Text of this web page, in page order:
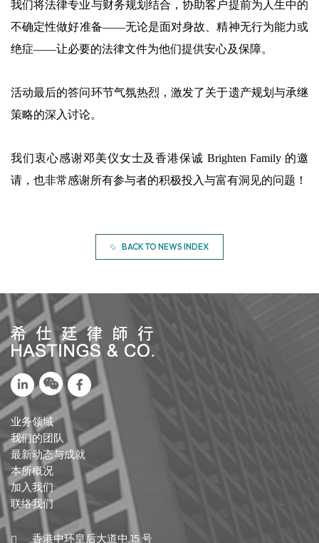
我们将法律专业与财务规划结合，协助客户提前为人生中的
不确定性做好准备——无论是面对身故、精神无行为能力或
绝症——让必要的法律文件为他们提供安心及保障。
活动最后的答问环节气氛热烈，激发了关于遗产规划与承继
策略的深入讨论。
我们衷心感谢邓美仪女士及香港保诚 Brighten Family 的邀
请，也非常感谢所有参与者的积极投入与富有洞见的问题！
BACK TO NEWS INDEX
业务领域
我们的团队
最新动态与成就
本所概况
加入我们
联络我们
香港中环皇后大道中 15 号